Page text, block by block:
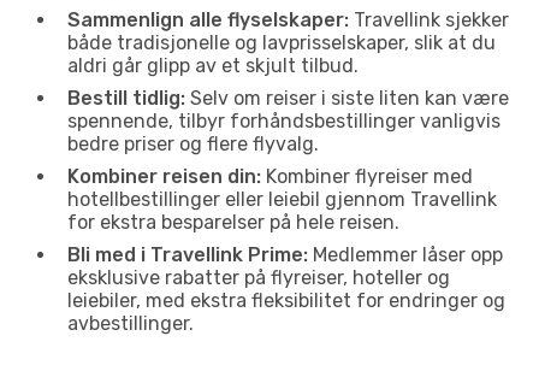
Sammenlign alle flyselskaper: Travellink sjekker
både tradisjonelle og lavprisselskaper, slik at du
aldri går glipp av et skjult tilbud.
Bestill tidlig: Selv om reiser i siste liten kan være
spennende, tilbyr forhåndsbestillinger vanligvis
bedre priser og flere flyvalg.
Kombiner reisen din: Kombiner flyreiser med
hotellbestillinger eller leiebil gjennom Travellink
for ekstra besparelser på hele reisen.
Bli med i Travellink Prime: Medlemmer låser opp
eksklusive rabatter på flyreiser, hoteller og
leiebiler, med ekstra fleksibilitet for endringer og
avbestillinger.